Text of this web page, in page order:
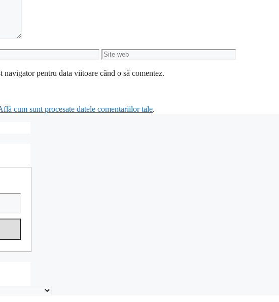
Site
web
pentru data viitoare când o să comentez.
cum sunt procesate datele comentariilor tale.